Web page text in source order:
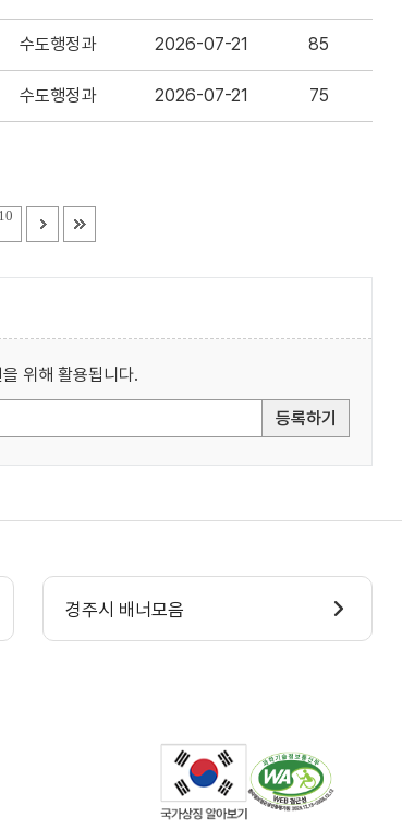
수도행정과 2026-07-21 85
수도행정과 2026-07-21 75
10
위해 활용됩니다.
등록하기
경주시 배너모음